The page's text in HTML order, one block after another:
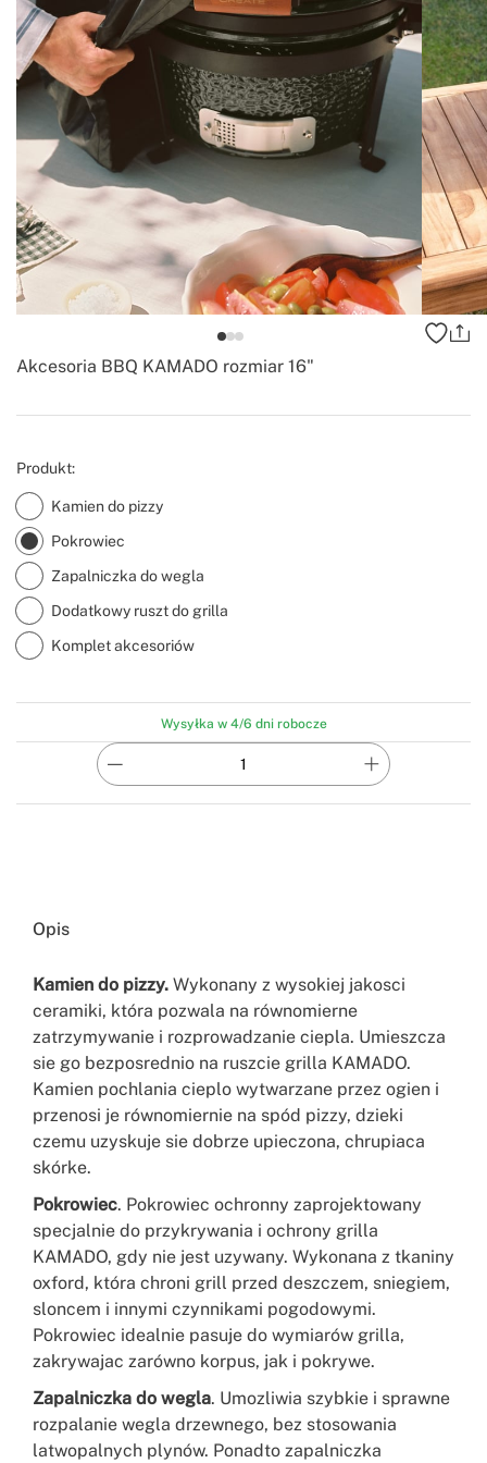
Akcesoria BBQ KAMADO rozmiar 16"
Create
Produkt:
Kamien do pizzy
Pokrowiec
Zapalniczka do wegla
Dodatkowy ruszt do grilla
Komplet akcesoriów
Wysyłka w 4/6 dni robocze
Opis
Kamien do pizzy. Wykonany z wysokiej jakosci
ceramiki, która pozwala na równomierne
zatrzymywanie i rozprowadzanie ciepla. Umieszcza
sie go bezposrednio na ruszcie grilla KAMADO.
Kamien pochlania cieplo wytwarzane przez ogien i
przenosi je równomiernie na spód pizzy, dzieki
czemu uzyskuje sie dobrze upieczona, chrupiaca
skórke.
Pokrowiec. Pokrowiec ochronny zaprojektowany
specjalnie do przykrywania i ochrony grilla
KAMADO, gdy nie jest uzywany. Wykonana z tkaniny
oxford, która chroni grill przed deszczem, sniegiem,
sloncem i innymi czynnikami pogodowymi.
Pokrowiec idealnie pasuje do wymiarów grilla,
zakrywajac zarówno korpus, jak i pokrywe.
Zapalniczka do wegla. Umozliwia szybkie i sprawne
rozpalanie wegla drzewnego, bez stosowania
latwopalnych plynów. Ponadto zapalniczka